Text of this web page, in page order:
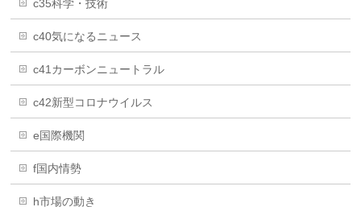
c35科学・技術
c40気になるニュース
c41カーボンニュートラル
c42新型コロナウイルス
e国際機関
f国内情勢
h市場の動き